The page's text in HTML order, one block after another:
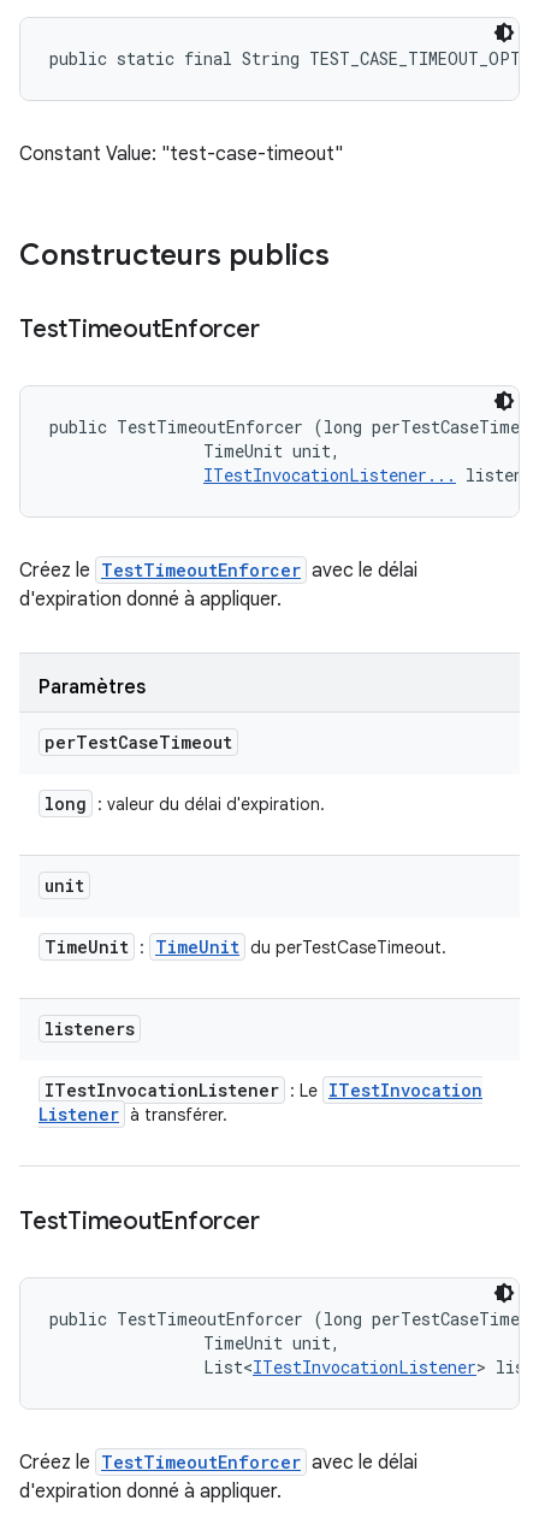
public static final String
Constant Value: "test-case-timeout"
Constructeurs publics
TestTimeoutEnforcer
public TestTimeoutEnforcer (long
                TimeUnit unit,
ITestInvocationListener...
Créez le TestTimeoutEnforcer avec le délai
d'expiration donné à appliquer.
Paramètres
perTestCaseTimeout
long : valeur du délai d'expiration.
unit
TimeUnit : TimeUnit du perTestCaseTimeout.
listeners
ITestInvocationListener : Le ITestInvocation
Listener à transférer.
TestTimeoutEnforcer
public TestTimeoutEnforcer (long
                TimeUnit unit,
                List<
ITestInvocationListener>
Créez le TestTimeoutEnforcer avec le délai
d'expiration donné à appliquer.